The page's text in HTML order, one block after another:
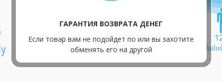
ГАРАНТИЯ ВОЗВРАТА ДЕНЕГ
Если товар вам не подойдет по или вы захотите
обменять его на другой